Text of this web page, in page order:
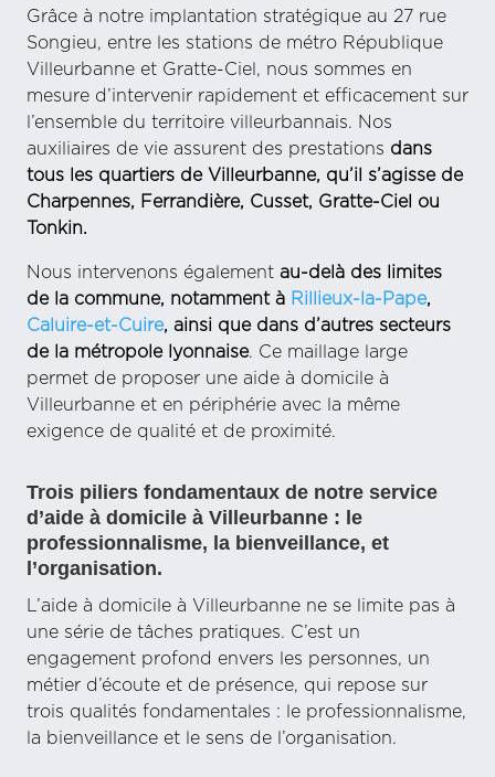
Grâce à notre implantation stratégique au 27 rue
Songieu, entre les stations de métro République
Villeurbanne et Gratte-Ciel, nous sommes en
mesure d’intervenir rapidement et efficacement sur
l’ensemble du territoire villeurbannais. Nos
auxiliaires de vie assurent des prestations dans
tous les quartiers de Villeurbanne, qu’il s’agisse de
Charpennes, Ferrandière, Cusset, Gratte-Ciel ou
Tonkin.
Nous intervenons également au-delà des limites
de la commune, notamment à Rillieux-la-Pape,
Caluire-et-Cuire, ainsi que dans d’autres secteurs
de la métropole lyonnaise. Ce maillage large
permet de proposer une aide à domicile à
Villeurbanne et en périphérie avec la même
exigence de qualité et de proximité.
Trois piliers fondamentaux de notre service
d’aide à domicile à Villeurbanne : le
professionnalisme, la bienveillance, et
l’organisation.
L’aide à domicile à Villeurbanne ne se limite pas à
une série de tâches pratiques. C’est un
engagement profond envers les personnes, un
métier d’écoute et de présence, qui repose sur
trois qualités fondamentales : le professionnalisme,
la bienveillance et le sens de l’organisation.